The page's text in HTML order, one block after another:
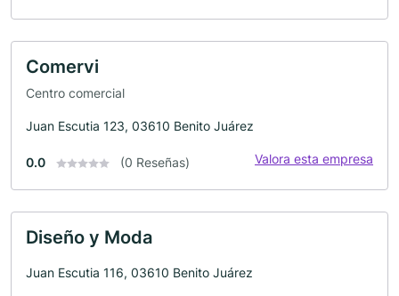
Comervi
Centro comercial
Juan Escutia 123, 03610 Benito Juárez
0.0 (0 Reseñas) Valora esta empresa
Diseño y Moda
Juan Escutia 116, 03610 Benito Juárez